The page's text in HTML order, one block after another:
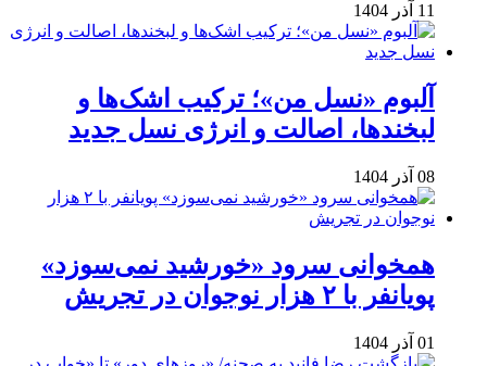
11 آذر 1404
آلبوم «نسل من»؛ ترکیب اشک‌ها و
لبخندها، اصالت و انرژی نسل جدید
08 آذر 1404
همخوانی سرود «خورشید نمی‌سوزد»
پویانفر با ۲ هزار نوجوان در تجریش
01 آذر 1404